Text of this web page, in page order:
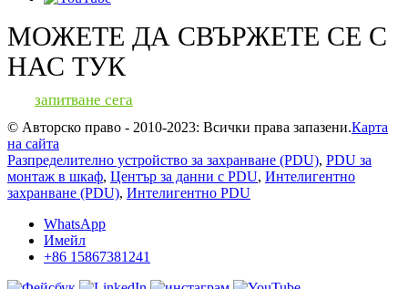
МОЖЕТЕ ДА СВЪРЖЕТЕ СЕ С
НАС ТУК
запитване сега
© Авторско право - 2010-2023: Всички права запазени.Карта
на сайта
Разпределително устройство за захранване (PDU), PDU за
монтаж в шкаф, Център за данни с PDU, Интелигентно
захранване (PDU), Интелигентно PDU
WhatsApp
Имейл
+86 15867381241